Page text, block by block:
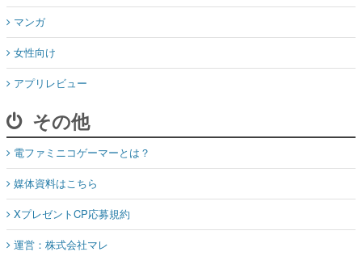
マンガ
女性向け
アプリレビュー
その他
電ファミニコゲーマーとは？
媒体資料はこちら
XプレゼントCP応募規約
運営：株式会社マレ